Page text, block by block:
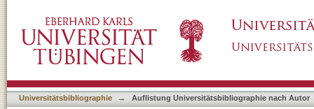
Universitätsbibliographie → Auflistung Universitätsbibliographie nach Autor